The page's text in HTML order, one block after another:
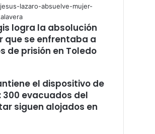
logra la absolución
que se enfrentaba a
de prisión en Toledo
el dispositivo de
evacuados del
siguen alojados en